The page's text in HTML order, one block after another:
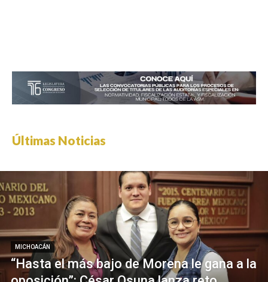
Últimas Noticias
MICHOACÁN
“Hasta el más bajo de Morena le gana a la